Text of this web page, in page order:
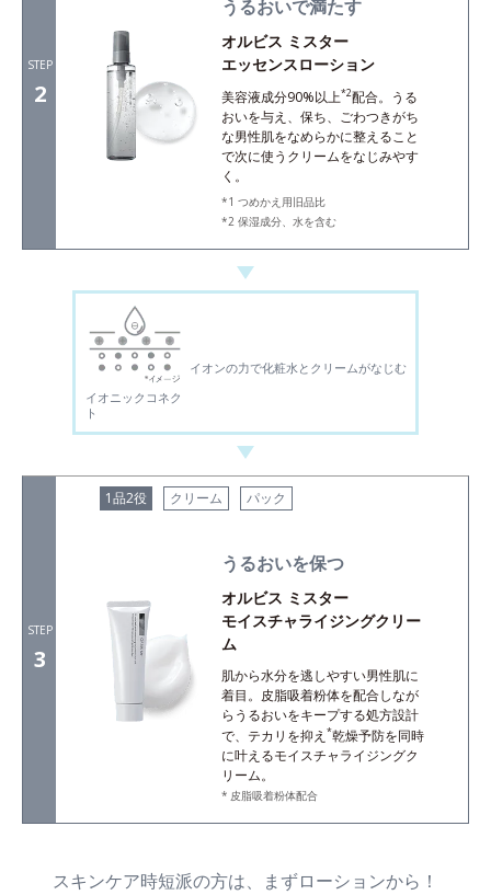
STEP
2
うるおいで満たす
オルビス ミスター
エッセンスローション
美容液成分90%以上*2配合。うる
おいを与え、保ち、ごわつきがち
な男性肌をなめらかに整えること
で次に使うクリームをなじみやす
く。
つめかえ用旧品比
保湿成分、水を含む
イオニックコネク
ト
イオンの力で化粧水とクリームがなじむ
STEP
3
1品2役 クリーム パック
うるおいを保つ
オルビス ミスター
モイスチャライジングクリー
ム
肌から水分を逃しやすい男性肌に
着目。皮脂吸着粉体を配合しなが
らうるおいをキープする処方設計
で、テカリを抑え *乾燥予防を同時
に叶えるモイスチャライジングク
リーム。
皮脂吸着粉体配合
スキンケア時短派の方は、まずローションから！